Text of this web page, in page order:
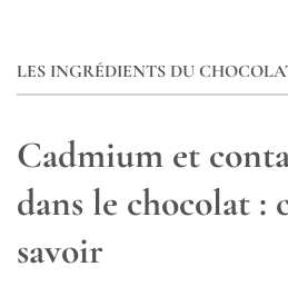
LES INGRÉDIENTS DU
Cadmium et
dans le chocolat :
savoir